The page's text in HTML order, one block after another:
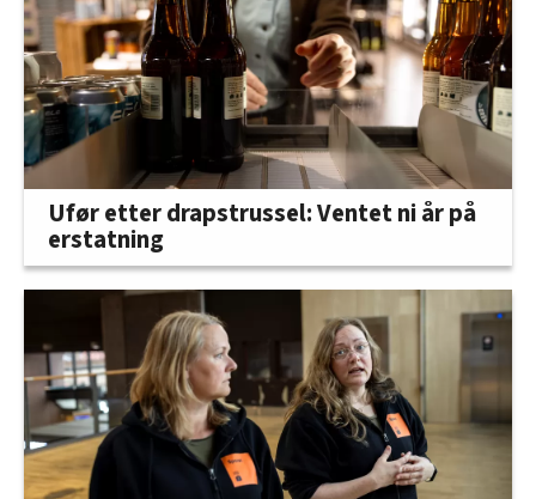
Ufør etter drapstrussel: Ventet ni år på
erstatning